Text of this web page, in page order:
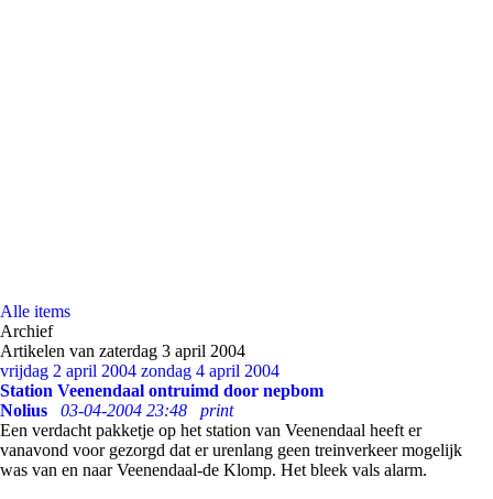
Alle items
Archief
Artikelen van zaterdag 3 april 2004
vrijdag 2 april 2004 zondag 4 april 2004
Station Veenendaal ontruimd door nepbom
Nolius
03-04-2004 23:48
print
Een verdacht pakketje op het station van Veenendaal heeft er
vanavond voor gezorgd dat er urenlang geen treinverkeer mogelijk
was van en naar Veenendaal-de Klomp. Het bleek vals alarm.